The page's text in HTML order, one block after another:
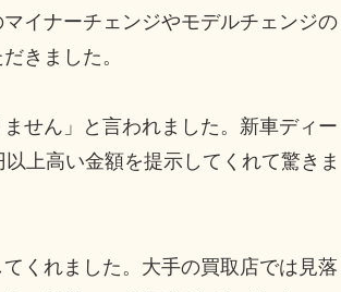
イナーチェンジやモデルチェンジの
きました。
せん」と言われました。新車ディー
上高い金額を提示してくれて驚きま
くれました。大手の買取店では見落